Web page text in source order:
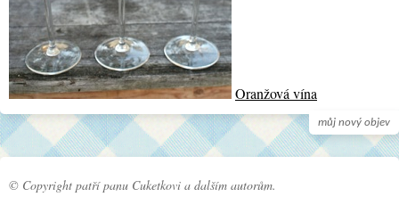
můj nový objev
Oranžová vína
© Copyright patří panu Cuketkovi a dalším autorům.